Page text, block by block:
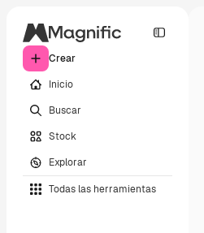
Crear
Inicio
Buscar
Stock
Explorar
Todas las herramientas